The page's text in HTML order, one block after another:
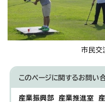
市民交
このページに関するお問い
産業振興部 産業推進室